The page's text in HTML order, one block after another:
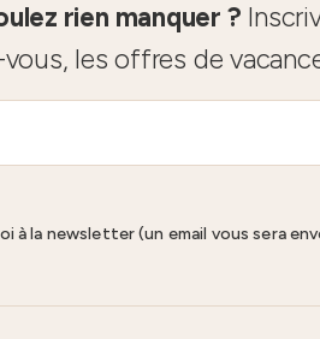
rien manquer ?
les offres de
à la newsletter (un email vous sera